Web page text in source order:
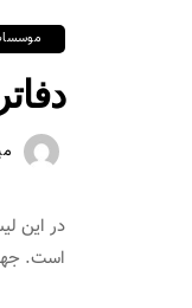
در این
است.